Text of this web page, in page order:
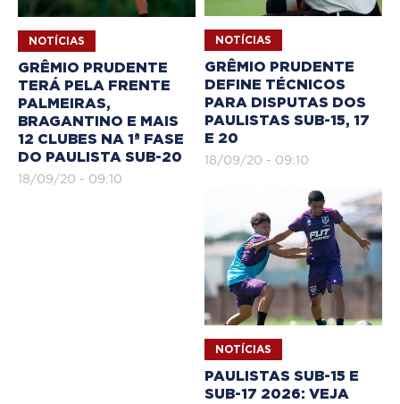
NOTÍCIAS
GRÊMIO PRUDENTE
TERÁ PELA FRENTE
PALMEIRAS,
BRAGANTINO E MAIS
12 CLUBES NA 1ª FASE
DO PAULISTA SUB-20
18/09/20 - 09:10
NOTÍCIAS
GRÊMIO PRUDENTE
DEFINE TÉCNICOS
PARA DISPUTAS DOS
PAULISTAS SUB-15, 17
E 20
18/09/20 - 09:10
NOTÍCIAS
PAULISTAS SUB-15 E
SUB-17 2026: VEJA